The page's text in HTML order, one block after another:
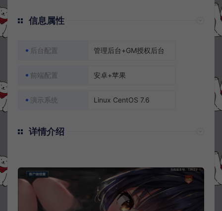
信息属性
后台配置 管理后台+GM授权后台
前端配置 安卓+苹果
演示系统 Linux CentOS 7.6
详情介绍